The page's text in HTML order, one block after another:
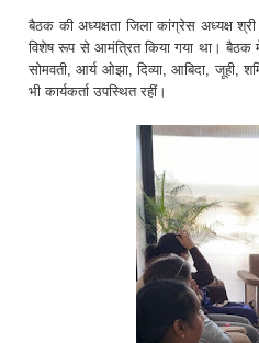
बैठक की अध्यक्षता जिला कांग्रेस अध्यक्ष श्री
विशेष रूप से आमंत्रित किया गया था। बैठक
सोमवती, आर्य ओझा, दिव्या, आबिदा, जूही,
भी कार्यकर्ता उपस्थित रहीं।